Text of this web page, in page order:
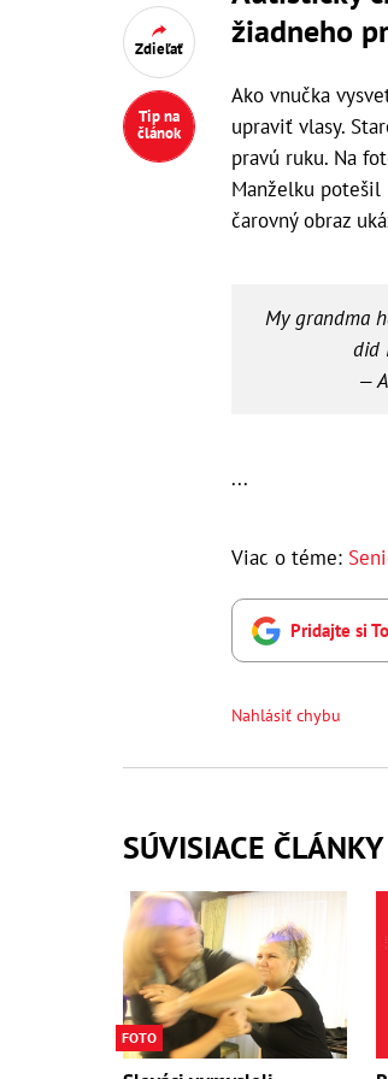
Zdieľať
Tip na
článok
žiadneho
Ako vnučka
upraviť vlasy.
pravú ruku. Na
Manželku
čarovný obraz
My grandma
did
—
...
Viac o téme:
Pridajte si
Nahlásiť chybu
SÚVISIACE ČLÁNKY
FOTO